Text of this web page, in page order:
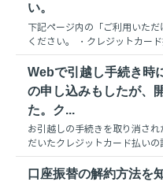
い。
下記ページ内の「ご利用いた
ください。 ・クレジットカー
Webで引越し手続き時
の申し込みもしたが、
た。ク...
お引越しの手続きを取り消さ
だいたクレジットカード払いの
口座振替の解約方法を